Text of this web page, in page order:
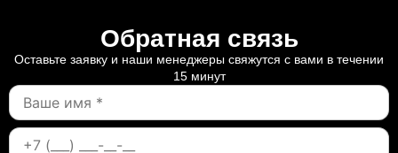
Обратная связь
Оставьте заявку и наши менеджеры свяжутся с вами в течении
15 минут